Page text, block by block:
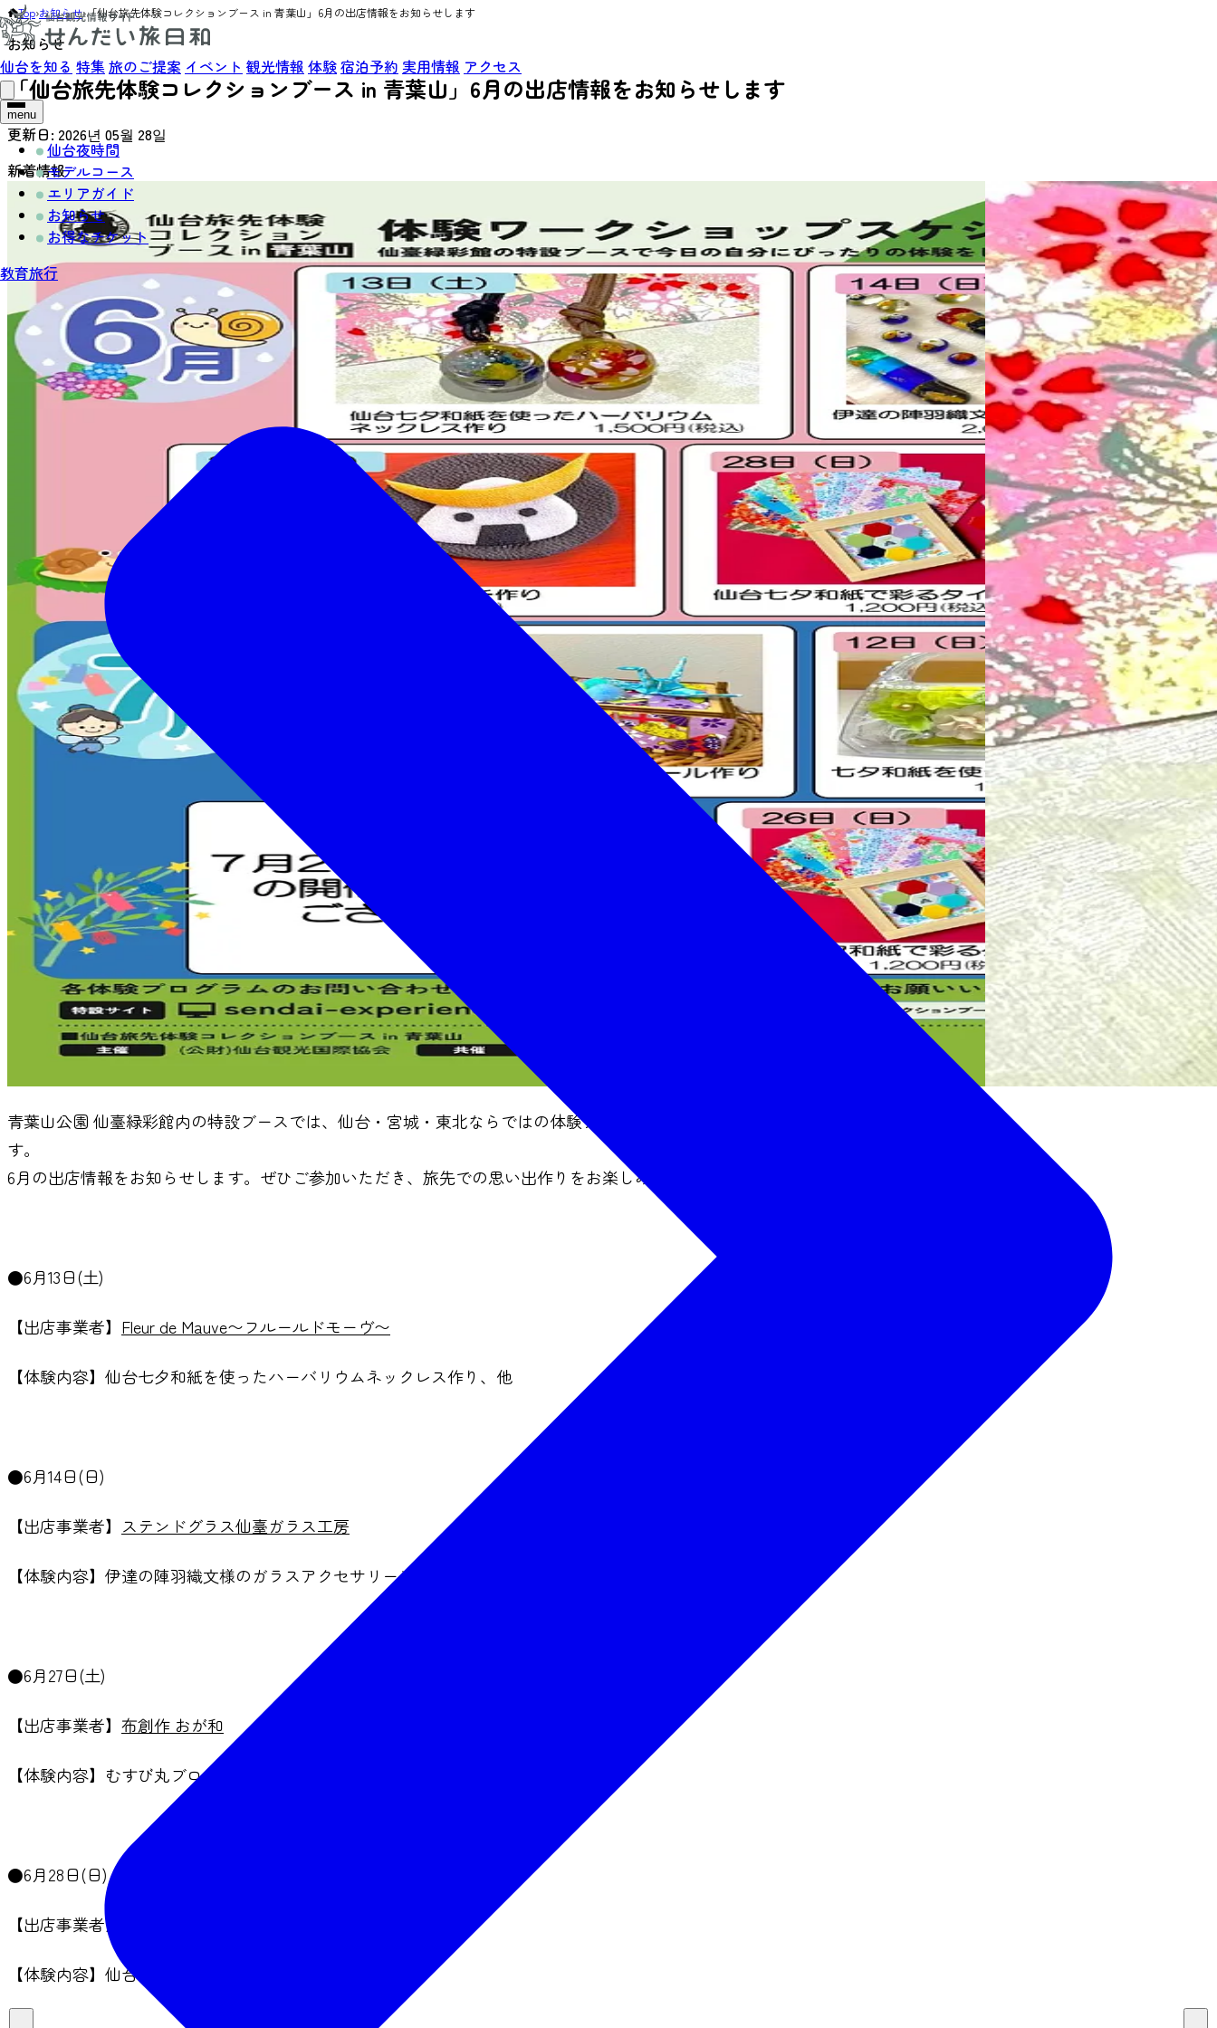
仙台を知る 特集旅のご提案 イベント 観光情報 体験宿泊予約 実用情報 アクセス
menu
仙台夜時間
モデルコース
エリアガイド
お知らせ
お得なチケット
教育旅行
Top›お知らせ›「仙台旅先体験コレクションブース in 青葉山」6月の出店情報をお知らせします
お知らせ
「仙台旅先体験コレクションブース in 青葉山」6月の出店情報をお知らせします
更新日: 2026년 05월 28일
新着情報
青葉山公園 仙臺緑彩館内の特設ブースでは、仙台・宮城・東北ならではの体験プログラムが楽しめるワークショップを実施していま
す。
6月の出店情報をお知らせします。ぜひご参加いただき、旅先での思い出作りをお楽しみください。
●6月13日(土)
【出店事業者】 Fleur de Mauve〜フルールドモーヴ〜
【体験内容】仙台七夕和紙を使ったハーバリウムネックレス作り、他
●6月14日(日)
【出店事業者】 ステンドグラス仙臺ガラス工房
【体験内容】伊達の陣羽織文様のガラスアクセサリーや箸置きづくり体験
●6月27日(土)
【出店事業者】 布創作 おが和
【体験内容】むすび丸ブローチ作り、他
●6月28日(日)
【出店事業者】
【体験内容】仙台七夕和紙で彩るタイルアート体験